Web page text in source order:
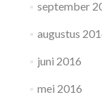
september
augustus
juni 2016
mei 2016